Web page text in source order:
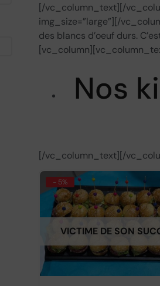
[/vc_column_text][/
img_size=”large”][/
des blancs d’oeuf durs.
Nos
[/vc_column_text][/
- 5%
VICTIME DE SON